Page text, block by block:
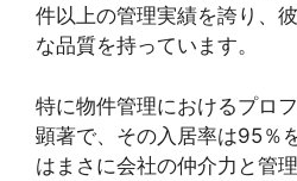
件以上の管理実績を誇り、
な品質を持っています。
特に物件管理におけるプロ
顕著で、その入居率は95％
はまさに会社の仲介力と管